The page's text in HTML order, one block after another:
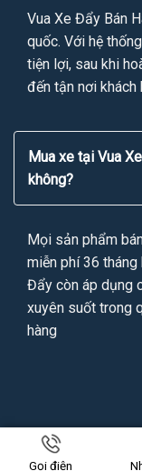
Vua Xe Đẩy Bán
quốc. Với hệ
tiện lợi, sau khi
đến tận nơi
Mua xe tại Vua
không?
Mọi sản phẩm
miễn phí 36
Đẩy còn áp dụng
xuyên suốt trong
hàng
Copyright 2026 ©
Gọi điện